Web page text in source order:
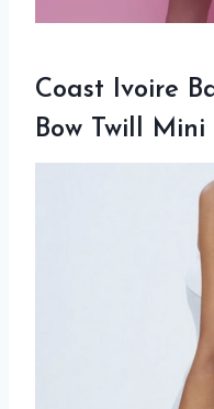
Coast Ivoire
Bow Twill